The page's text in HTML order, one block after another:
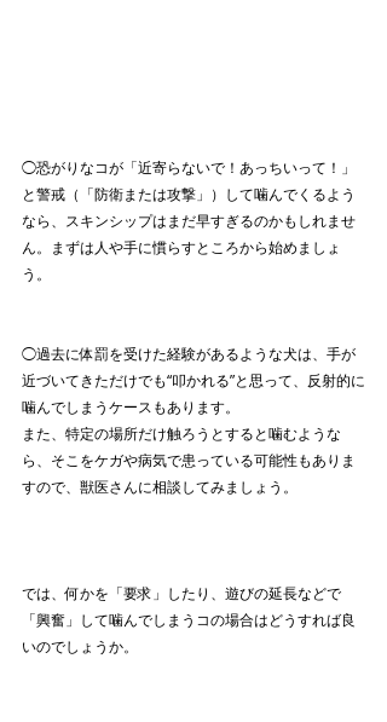
◯恐がりなコが「近寄らないで！あっちいって！」
と警戒（「防衛または攻撃」）して噛んでくるよう
なら、スキンシップはまだ早すぎるのかもしれませ
ん。まずは人や手に慣らすところから始めましょ
う。
◯過去に体罰を受けた経験があるような犬は、手が
近づいてきただけでも“叩かれる”と思って、反射的に
噛んでしまうケースもあります。
また、特定の場所だけ触ろうとすると噛むような
ら、そこをケガや病気で患っている可能性もありま
すので、獣医さんに相談してみましょう。
では、何かを「要求」したり、遊びの延長などで
「興奮」して噛んでしまうコの場合はどうすれば良
いのでしょうか。